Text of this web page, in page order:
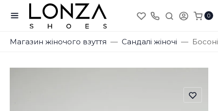
0
Магазин жіночого взуття Сандалі жіночі